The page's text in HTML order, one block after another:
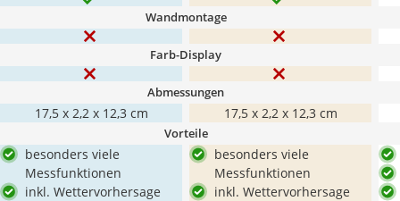
Wandmontage
Farb-Display
Abmessungen
17,5 x 2,2 x 12,3 cm 17,5 x 2,2 x 12,3 cm
Vorteile
besonders viele
Messfunktionen
inkl. Wettervorhersage
besonders viele
Messfunktionen
inkl. Wettervorhersage